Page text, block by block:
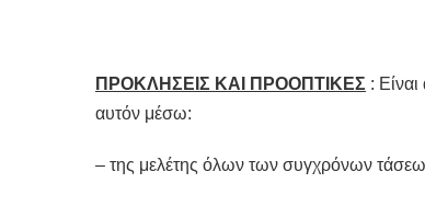
ΠΡΟΚΛΗΣΕΙΣ ΚΑΙ ΠΡΟΟΠΤΙΚΕΣ :
αυτόν μέσω:
– της μελέτης όλων των συγχρόνων